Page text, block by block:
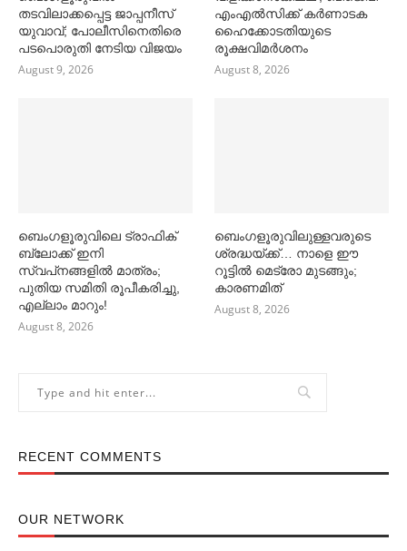
തടവിലാക്കപ്പെട്ട ജാപ്പനീസ്
യുവാവ്; പോലീസിനെതിരെ
പടപൊരുതി നേടിയ വിജയം
August 9, 2026
എംഎല്‍സിക്ക് കര്‍ണാടക
ഹൈക്കോടതിയുടെ
രൂക്ഷവിമര്‍ശനം
August 8, 2026
ബെംഗളൂരുവിലെ ട്രാഫിക്
ബ്ലോക്ക് ഇനി
സ്വപ്‌നങ്ങളില്‍ മാത്രം;
പുതിയ സമിതി രൂപീകരിച്ചു,
എല്ലാം മാറും!
August 8, 2026
ബെംഗളൂരുവിലുള്ളവരുടെ
ശ്രദ്ധയ്ക്ക്… നാളെ ഈ
റൂട്ടില്‍ മെട്രോ മുടങ്ങും;
കാരണമിത്
August 8, 2026
RECENT COMMENTS
OUR NETWORK